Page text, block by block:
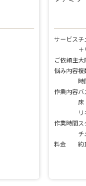
サービスチ
ご依頼主大
悩み内容複
時
作業内容バ
床
作業時間
チ
料金
約